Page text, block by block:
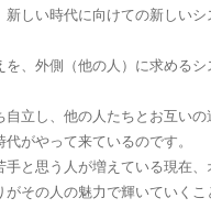
しい時代に向けての新しいシ
、外側（他の人）に求めるシ
立し、他の人たちとお互いの
がやって来ているのです。
と思う人が増えている現在、
その人の魅力で輝いていく